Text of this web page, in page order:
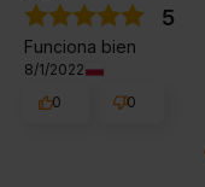
5
Funciona bien
8/1/2022
0
0